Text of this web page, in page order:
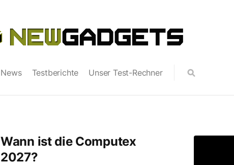
News Testberichte Unser Test-Rechner
Wann ist die Computex
2027?